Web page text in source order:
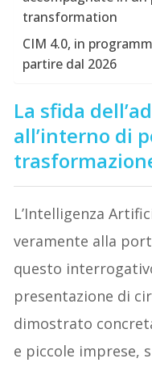
transformation
CIM 4.0, in
partire dal 2026
La sfida
all’interno di
L’Intelligenza
veramente alla
questo
presentazione di
dimostrato
e piccole imprese,